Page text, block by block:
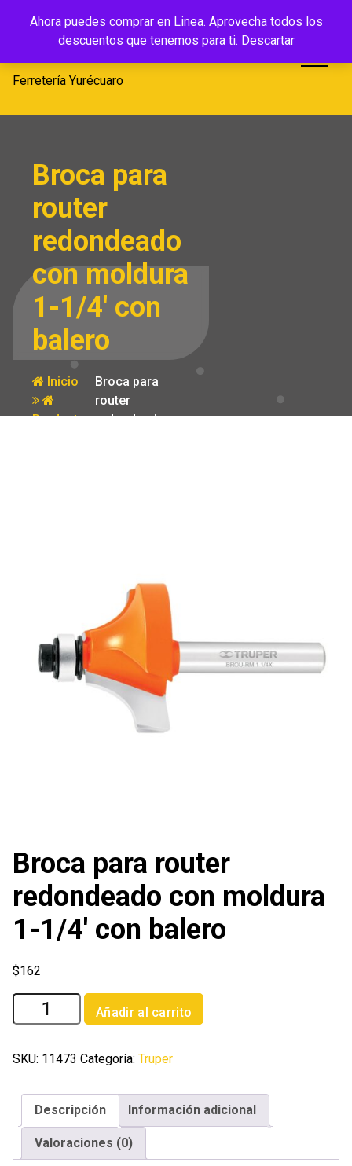
Ahora puedes comprar en Linea. Aprovecha todos los
descuentos que tenemos para ti. Descartar
Ferretería
Yurécuaro
Ferretería Yurécuaro
Broca para
router
redondeado
con moldura
1-1/4′ con
balero
Inicio
Producto
Broca para
router
redondeado
Broca para router
redondeado con moldura
1-1/4′ con balero
$162
Broca
para
redondeado
moldura
1/4'
Añadir al carrito
SKU: 11473 Categoría: Truper
Descripción Información adicional
Valoraciones (0)